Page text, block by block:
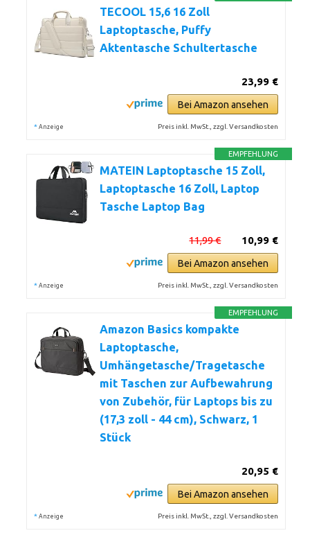
TECOOL 15,6 16 Zoll
Laptoptasche, Puffy
Aktentasche Schultertasche
23,99 €
Bei Amazon ansehen
* Anzeige Preis inkl. MwSt., zzgl. Versandkosten
EMPFEHLUNG
MATEIN Laptoptasche 15 Zoll,
Laptoptasche 16 Zoll, Laptop
Tasche Laptop Bag
10,99 €
11,99 €
Bei Amazon ansehen
* Anzeige Preis inkl. MwSt., zzgl. Versandkosten
EMPFEHLUNG
Amazon Basics kompakte
Laptoptasche,
Umhängetasche/Tragetasche
mit Taschen zur Aufbewahrung
von Zubehör, für Laptops bis zu
(17,3 zoll - 44 cm), Schwarz, 1
Stück
20,95 €
Bei Amazon ansehen
* Anzeige Preis inkl. MwSt., zzgl. Versandkosten